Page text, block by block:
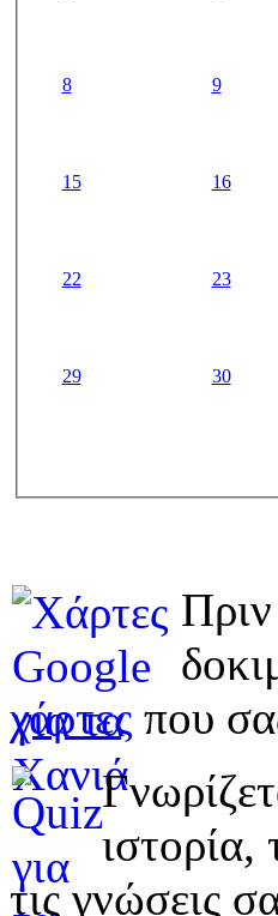
8 9
15 16
22 23
29 30
χάρτες που
τις γνώσεις